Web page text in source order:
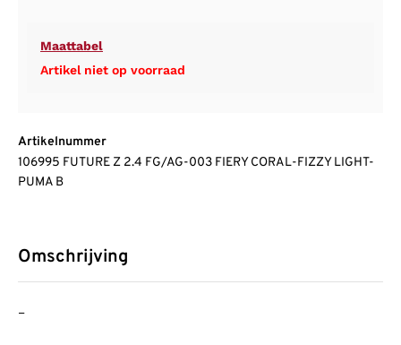
Maattabel
Artikel niet op voorraad
Artikelnummer
106995 FUTURE Z 2.4 FG/AG-003 FIERY CORAL-FIZZY LIGHT-
PUMA B
Omschrijving
–